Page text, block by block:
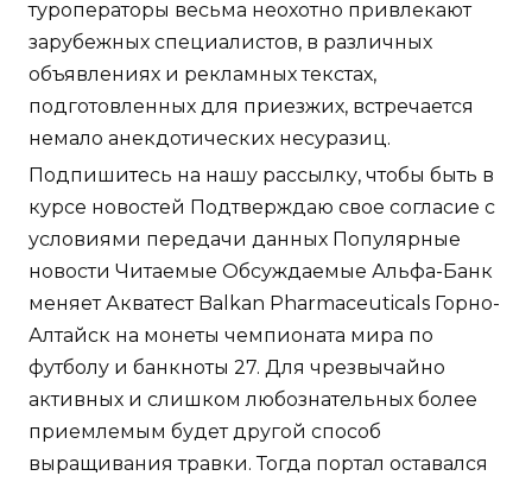
туроператоры весьма неохотно привлекают
зарубежных специалистов, в различных
объявлениях и рекламных текстах,
подготовленных для приезжих, встречается
немало анекдотических несуразиц.
Подпишитесь на нашу рассылку, чтобы быть в
курсе новостей Подтверждаю свое согласие с
условиями передачи данных Популярные
новости Читаемые Обсуждаемые Альфа-Банк
меняет Акватест Balkan Pharmaceuticals Горно-
Алтайск на монеты чемпионата мира по
футболу и банкноты 27. Для чрезвычайно
активных и слишком любознательных более
приемлемым будет другой способ
выращивания травки. Тогда портал оставался